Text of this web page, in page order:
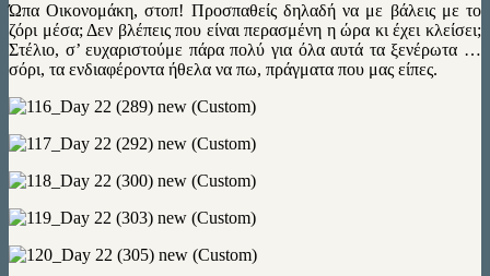
Ώπα Οικονομάκη, στοπ! Προσπαθείς δηλαδή να με βάλεις με το
ζόρι μέσα; Δεν βλέπεις που είναι περασμένη η ώρα κι έχει κλείσει;
Στέλιο, σ’ ευχαριστούμε πάρα πολύ για όλα αυτά τα ξενέρωτα …
σόρι, τα ενδιαφέροντα ήθελα να πω, πράγματα που μας είπες.